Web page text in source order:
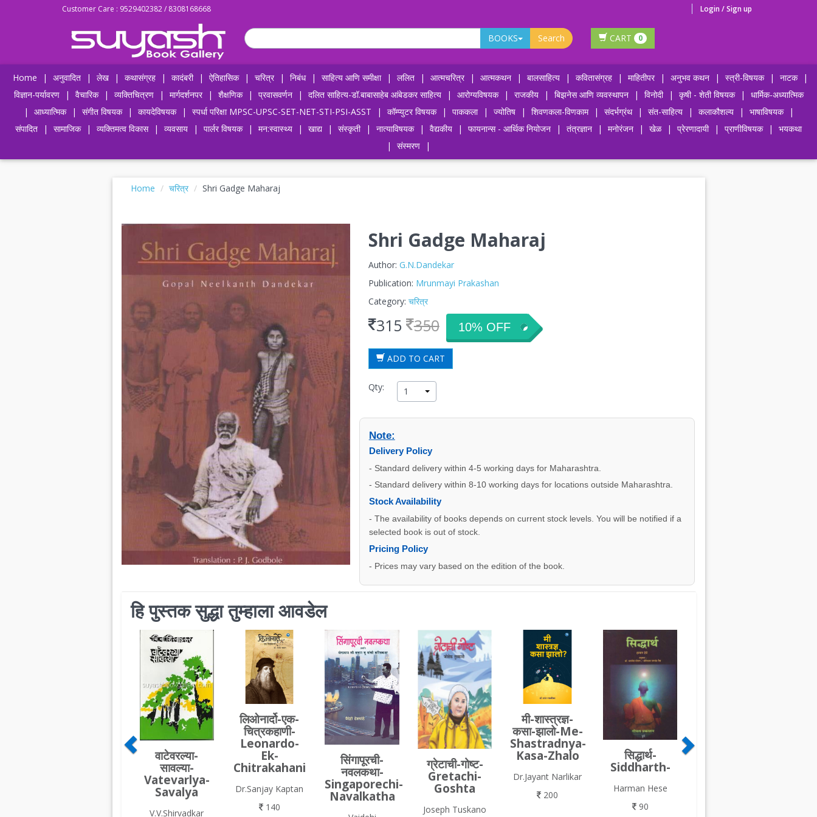
Customer Care : 9529402382 / 8308168668 Login / Sign up
BOOKS Search CART 0
Home | अनुवादित | लेख | कथासंग्रह | कादंबरी | ऐतिहासिक | चरित्र | निबंध | साहित्य आणि समीक्षा | ललित | आत्मचरित्र | आत्मकथन | बालसाहित्य | कवितासंग्रह | माहितीपर | अनुभव कथन | स्त्री-विषयक | नाटक
|
विज्ञान-पर्यावरण
| वैचारिक | व्यक्तिचित्रण | मार्गदर्शनपर | शैक्षणिक | प्रवासवर्णन | दलित साहित्य-डॉ.बाबासाहेब आंबेडकर साहित्य | आरोग्यविषयक | राजकीय | बिझनेस आणि व्यवस्थापन | विनोदी | कृषी - शेती विषयक |
धार्मिक-अध्यात्मिक
|
आध्यात्मिक | संगीत विषयक | कायदेविषयक | स्पर्धा परिक्षा MPSC-UPSC-SET-NET-STI-PSI-ASST | कॉम्प्युटर विषयक | पाककला | ज्योतिष | शिवणकला-विणकाम | संदर्भग्रंथ | संत-साहित्य | कलाकौशल्य | भाषाविषयक
|
संपादित
| सामाजिक | व्यक्तिमत्व विकास | व्यवसाय | पार्लर विषयक | मन:स्वास्थ्य | खाद्य | संस्कृती | नात्याविषयक | वैद्यकीय | फायनान्स - आर्थिक नियोजन | तंत्रज्ञान | मनोरंजन | खेळ | प्रेरणादायी | प्राणीविषयक |
भयकथा
|
संस्मरण |
Home चरित्र Shri Gadge Maharaj
Shri Gadge Maharaj
Author: G.N.Dandekar
Publication: Mrunmayi Prakashan
Category: चरित्र
315 350 10% OFF
ADD TO CART
Qty: 1
Note:
Delivery Policy
- Standard delivery within 4-5 working days for Maharashtra.
- Standard delivery within 8-10 working days for locations outside Maharashtra.
Stock Availability
- The availability of books depends on current stock levels. You will be notified if a
selected book is out of stock.
Pricing Policy
- Prices may vary based on the edition of the book.
हि पुस्तक सुद्धा तुम्हाला आवडेल
वाटेवरल्या-
सावल्या-
Vatevarlya-
Savalya
V.V.Shirvadkar
लिओनार्दो-एक-
चित्रकहाणी-
Leonardo-
Ek-
Chitrakahani
Dr.Sanjay Kaptan
140
सिंगापूरची-
नवलकथा-
Singaporechi-
Navalkatha
ग्रेटाची-गोष्ट-
Gretachi-
Goshta
Joseph Tuskano
मी-शास्त्रज्ञ-
कसा-झालो-Me-
Shastradnya-
Kasa-Zhalo
Dr.Jayant Narlikar
200
सिद्धार्थ-
Siddharth-
Harman Hese
90